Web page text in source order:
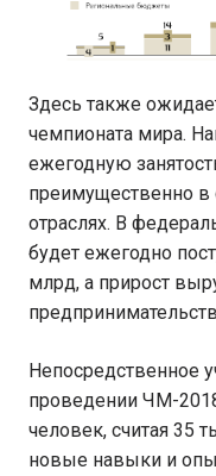
Здесь также
чемпионата мира.
ежегодную
преимущественно в
отраслях. В
будет ежегодно
млрд, а прирост
Непосредственное
проведении ЧМ-
человек, считая 35
новые навыки и